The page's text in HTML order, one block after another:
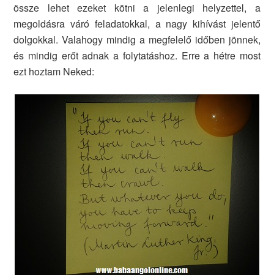
össze lehet ezeket kötni a jelenlegi helyzettel, a
megoldásra váró feladatokkal, a nagy kihívást jelentő
dolgokkal. Valahogy mindig a megfelelő időben jönnek,
és mindig erőt adnak a folytatáshoz. Erre a hétre most
ezt hoztam Neked: